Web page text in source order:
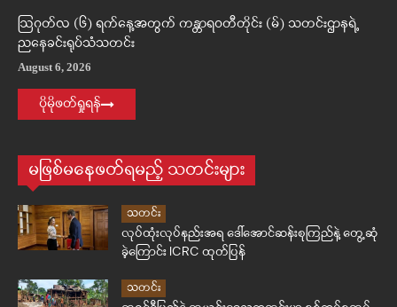
ဩဂုတ်လ (၆) ရက်နေ့အတွက် ကန္တာရဝတီတိုင်း (မ်) သတင်းဌာနရဲ့
ညနေခင်းရုပ်သံသတင်း
August 6, 2026
ပိုမိုဖတ်ရှုရန်
မဖြစ်မနေဖတ်ရမည့် သတင်းများ
သတင်း
လုပ်ထုံးလုပ်နည်းအရ ဒေါ်အောင်ဆန်းစုကြည်နဲ့ တွေ့ဆုံ
ခဲ့ကြောင်း ICRC ထုတ်ပြန်
သတင်း